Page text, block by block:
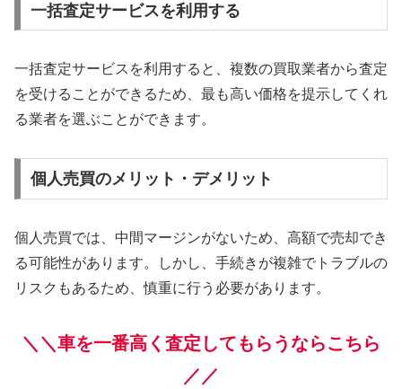
一括査定サービスを利用する
一括査定サービスを利用すると、複数の買取業者から査定
を受けることができるため、最も高い価格を提示してくれ
る業者を選ぶことができます。
個人売買のメリット・デメリット
個人売買では、中間マージンがないため、高額で売却でき
る可能性があります。しかし、手続きが複雑でトラブルの
リスクもあるため、慎重に行う必要があります。
＼＼車を一番高く査定してもらうならこちら
／／